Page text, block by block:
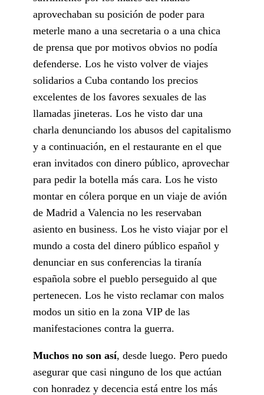
aprovechaban su posición de poder para
meterle mano a una secretaria o a una chica
de prensa que por motivos obvios no podía
defenderse. Los he visto volver de viajes
solidarios a Cuba contando los precios
excelentes de los favores sexuales de las
llamadas jineteras. Los he visto dar una
charla denunciando los abusos del capitalismo
y a continuación, en el restaurante en el que
eran invitados con dinero público, aprovechar
para pedir la botella más cara. Los he visto
montar en cólera porque en un viaje de avión
de Madrid a Valencia no les reservaban
asiento en business. Los he visto viajar por el
mundo a costa del dinero público español y
denunciar en sus conferencias la tiranía
española sobre el pueblo perseguido al que
pertenecen. Los he visto reclamar con malos
modos un sitio en la zona VIP de las
manifestaciones contra la guerra.
Muchos no son así, desde luego. Pero puedo
asegurar que casi ninguno de los que actúan
con honradez y decencia está entre los más